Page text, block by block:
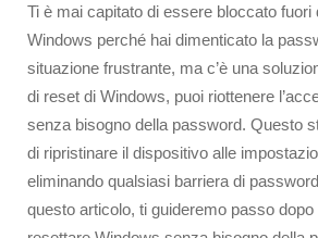
Ti è mai capitato di essere bloccato fuori
Windows perché hai dimenticato la
situazione frustrante, ma c’è una
di reset di Windows, puoi riottenere
senza bisogno della password. Questo
di ripristinare il dispositivo alle
eliminando qualsiasi barriera di
questo articolo, ti guideremo passo